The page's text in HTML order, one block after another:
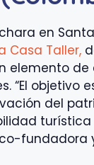
en
Casa Taller,
elemento
“El objetivo
del
fundadora